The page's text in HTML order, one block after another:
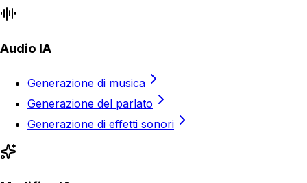
Audio IA
Generazione di musica
Generazione del parlato
Generazione di effetti sonori